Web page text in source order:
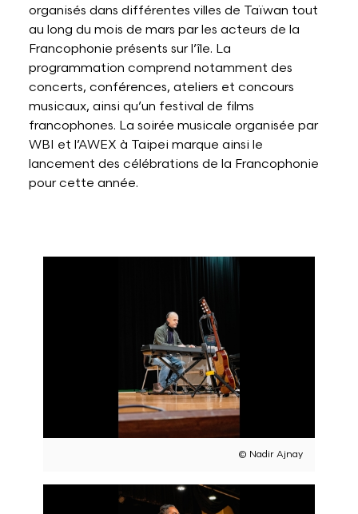
organisés dans différentes villes de Taïwan tout
au long du mois de mars par les acteurs de la
Francophonie présents sur l’île. La
programmation comprend notamment des
concerts, conférences, ateliers et concours
musicaux, ainsi qu’un festival de films
francophones. La soirée musicale organisée par
WBI et l’AWEX à Taipei marque ainsi le
lancement des célébrations de la Francophonie
pour cette année.
© Nadir Ajnay